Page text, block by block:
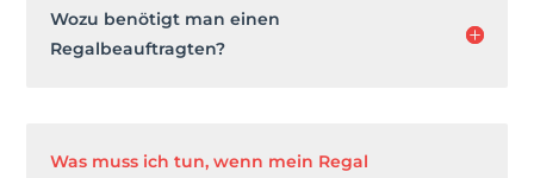
Wozu benötigt man einen
Regalbeauftragten?
Was muss ich tun, wenn mein Regal